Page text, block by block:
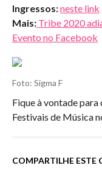
Ingressos:neste link
Mais: Tribe 2020
Evento no Facebook
Foto: Sigma F
Fique à vontade
Festivais de Música
COMPARTILHE ESTE